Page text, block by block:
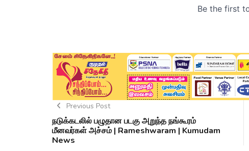
Previous Post
நடுக்கடலில் பழுதான படகு அறுந்த நங்கூரம்
மீனவர்கள் அச்சம் | Rameshwaram | Kumudam
News